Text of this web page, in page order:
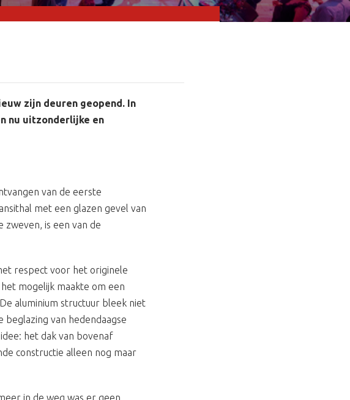
zijn deuren geopend. In
nu uitzonderlijke en
van de eerste
met een glazen gevel van
is een van de
respect voor het originele
mogelijk maakte om een
aluminium structuur bleek niet
van hedendaagse
het dak van bovenaf
constructie alleen nog maar
in de weg was er geen